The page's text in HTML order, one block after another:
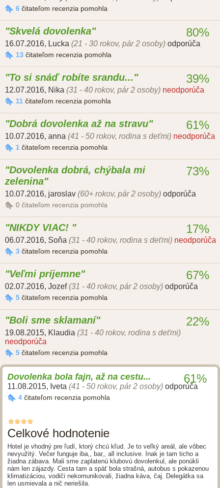
6 čitateľom recenzia pomohla
Skvelá dovolenka
16.07.2016, Lucka (21 - 30 rokov, pár 2 osoby) odporúča
13 čitateľom recenzia pomohla
80%
To si snáď robíte srandu...
12.07.2016, Nika (31 - 40 rokov, pár 2 osoby) neodporúča
11 čitateľom recenzia pomohla
39%
Dobrá dovolenka až na stravu
10.07.2016, anna (41 - 50 rokov, rodina s deťmi) neodporúča
1 čitateľom recenzia pomohla
61%
Dovolenka dobrá, chýbala mi
zelenina
10.07.2016, jaroslav (60+ rokov, pár 2 osoby) odporúča
0 čitateľom recenzia pomohla
73%
NIKDY VIAC!
06.07.2016, Soňa (31 - 40 rokov, rodina s deťmi) neodporúča
3 čitateľom recenzia pomohla
17%
Veľmi príjemne
02.07.2016, Jozef (31 - 40 rokov, pár 2 osoby) odporúča
5 čitateľom recenzia pomohla
67%
Boli sme sklamaní
19.08.2015, Klaudia (31 - 40 rokov, rodina s deťmi)
neodporúča
5 čitateľom recenzia pomohla
22%
Dovolenka bola fajn, až na cestu...
11.08.2015, Iveta (41 - 50 rokov, pár 2 osoby) odporúča
4 čitateľom recenzia pomohla
61%
Celkové hodnotenie
Hotel je vhodný pre ľudí, ktorý chcú kľud. Je to veľký areál, ale vôbec
nevyužitý. Večer funguje iba,, bar,, all inclusive. Inak je tam ticho a
žiadna zábava. Mali sme zaplatenú klubovú dovolenkul, ale ponúkli
nám len zájazdy. Cesta tam a späť bola strašná, autobus s pokazenou
klimatizáciou, vodiči nekomunikovali, žiadna káva, čaj. Delegátka sa
len usmievala a nič neriešila.